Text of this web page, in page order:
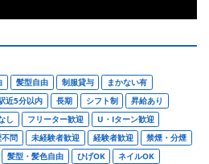
髪型自由 制服貸与
まかない有
近5分以内 長期 シフト制
昇給あり
し フリーター歓迎
U・Iターン歓迎
不問 未経験者歓迎 経験者歓迎
禁煙・分煙
髪型・髪色自由 ひげOK
ネイルOK